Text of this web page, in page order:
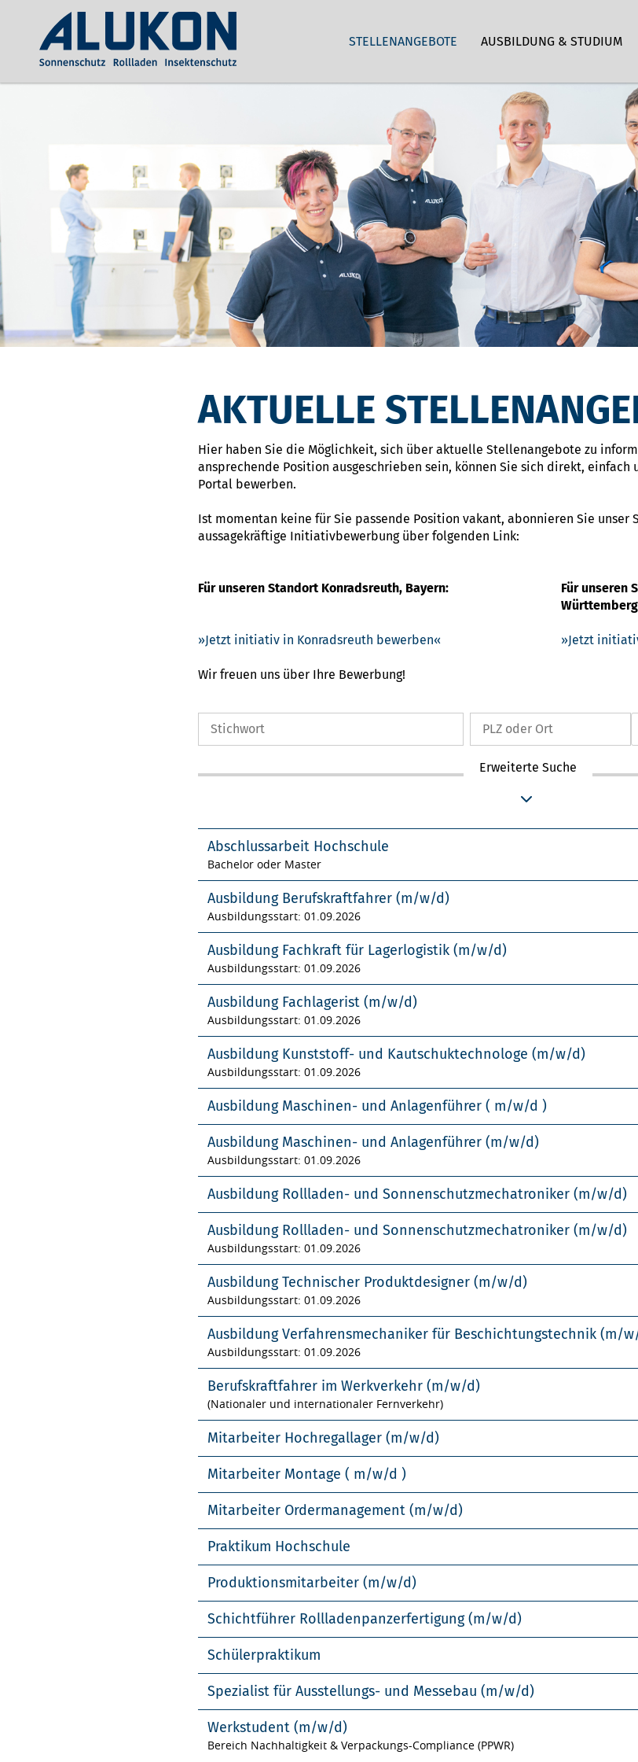
STELLENANGEBOTE AUSBILDUNG & STUDIUM
AKTUELLE
Hier haben Sie die Möglichkeit, sich über aktuelle Stellenangebote zu
ansprechende Position ausgeschrieben sein, können Sie sich direkt,
Portal bewerben.
Ist momentan keine für Sie passende Position vakant, abonnieren Sie unser
aussagekräftige Initiativbewerbung über folgenden Link:
Für unseren Standort Konradsreuth, Bayern:
Jetzt initiativ in Konradsreuth bewerben
Für unseren
Jetzt
Wir freuen uns über Ihre Bewerbung!
Erweiterte Suche
Abschlussarbeit Hochschule
Bachelor oder Master
Ausbildung Berufskraftfahrer (m/w/d)
Ausbildungsstart: 01.09.2026
Ausbildung Fachkraft für Lagerlogistik (m/w/d)
Ausbildungsstart: 01.09.2026
Ausbildung Fachlagerist (m/w/d)
Ausbildungsstart: 01.09.2026
Ausbildung Kunststoff- und Kautschuktechnologe (m/w/d)
Ausbildungsstart: 01.09.2026
Ausbildung Maschinen- und Anlagenführer ( m/w/d )
Ausbildung Maschinen- und Anlagenführer (m/w/d)
Ausbildungsstart: 01.09.2026
Ausbildung Rollladen- und Sonnenschutzmechatroniker (m/w/d)
Ausbildung Rollladen- und Sonnenschutzmechatroniker (m/w/d)
Ausbildungsstart: 01.09.2026
Ausbildung Technischer Produktdesigner (m/w/d)
Ausbildungsstart: 01.09.2026
Ausbildung Verfahrensmechaniker für Beschichtungstechnik (m/
Ausbildungsstart: 01.09.2026
Berufskraftfahrer im Werkverkehr (m/w/d)
(Nationaler und internationaler Fernverkehr)
Mitarbeiter Hochregallager (m/w/d)
Mitarbeiter Montage ( m/w/d )
Mitarbeiter Ordermanagement (m/w/d)
Praktikum Hochschule
Produktionsmitarbeiter (m/w/d)
Schichtführer Rollladenpanzerfertigung (m/w/d)
Schülerpraktikum
Spezialist für Ausstellungs- und Messebau (m/w/d)
Werkstudent (m/w/d)
Bereich Nachhaltigkeit & Verpackungs-Compliance (PPWR)